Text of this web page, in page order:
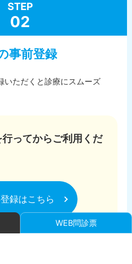
STEP
02
事前登録
いただくと診療にスムーズ
ってからご利用くだ
録はこちら
WEB問診票